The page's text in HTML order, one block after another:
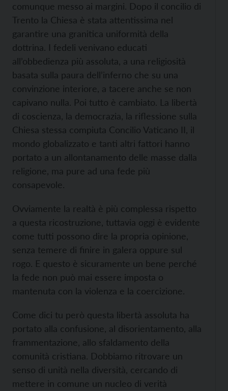
comunque messo ai margini. Dopo il concilio di
Trento la Chiesa è stata attentissima nel
garantire una granitica uniformità della
dottrina. I fedeli venivano educati
all’obbedienza più assoluta, a una religiosità
basata sulla paura dell’inferno che su una
convinzione interiore, a tacere anche se non
capivano nulla. Poi tutto è cambiato. La libertà
di coscienza, la democrazia, la riflessione sulla
Chiesa stessa compiuta Concilio Vaticano II, il
mondo globalizzato e tanti altri fattori hanno
portato a un allontanamento delle masse dalla
religione, ma pure ad una fede più
consapevole.
Ovviamente la realtà è più complessa rispetto
a questa ricostruzione, tuttavia oggi è evidente
come tutti possono dire la propria opinione,
senza temere di finire in galera oppure sul
rogo. E questo è sicuramente un bene perché
la fede non può mai essere imposta o
mantenuta con la violenza e la coercizione.
Come dici tu però questa libertà assoluta ha
portato alla confusione, al disorientamento, alla
frammentazione, allo sfaldamento della
comunità cristiana. Dobbiamo ritrovare un
senso di unità nella diversità, cercando di
mettere in comune un nucleo di verità